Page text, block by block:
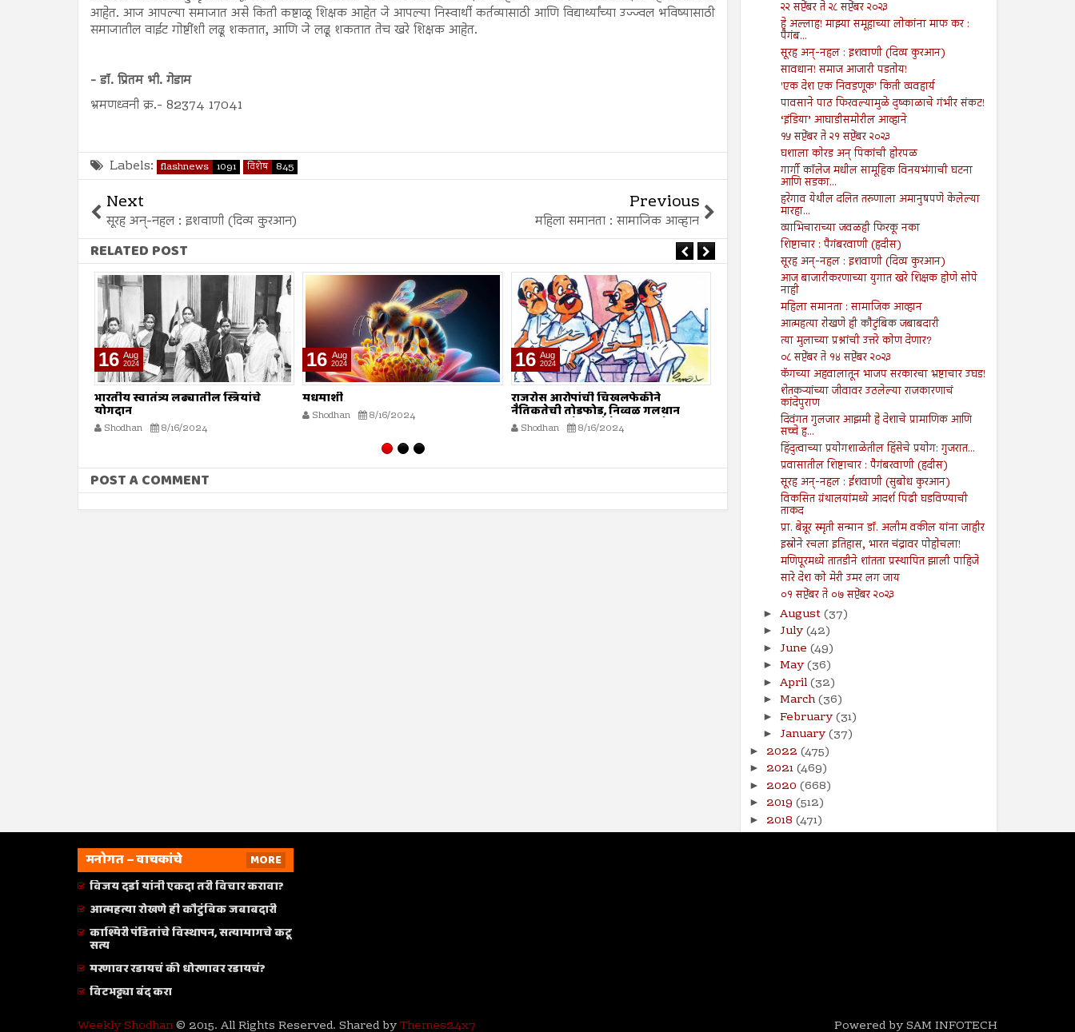
आहेत. आज आपल्या समाजात असे किती कष्टाळू शिक्षक आहेत जे आपल्या निस्वार्थी कर्तव्यासाठी आणि विद्यार्थ्यांच्या उज्ज्वल भविष्यासाठी
समाजातील वाईट गोष्टींशी लढू शकतात, आणि जे लढू शकतात तेच खरे शिक्षक आहेत.
- डॉ. प्रितम भी. गेडाम
भ्रमणध्वनी क्र.- 82374 17041
Labels: flashnews 1091 विशेष 845
Next
सूरह अन्-नहल : इशवाणी (दिव्य कुरआन)
Previous
महिला समानता : सामाजिक आव्हान
RELATED POST
16 Aug
2024
भारतीय स्वातंत्र्य लढ्यातील स्त्रियांचे
योगदान
Shodhan 8/16/2024
16 Aug
2024
मधमाशी
Shodhan 8/16/2024
16 Aug
2024
राजरोस आरोपांची चिखलफेकीने
नैतिकतेची तोडफोड, निव्वळ गलथान
राजकारणामुळे जनसेवेचा बट्ट्याबोळ...!
Shodhan 8/16/2024
तरुण नेतृत्वाचा अभाव अमेरिकेच्या
अधोगतीस कारणीभूत ठरू शकतो?
8/9/2024
आपत्तीग्रस्त शेतकऱ्यांच्या
खंबीरपणे उभे राहावे...!
POST A COMMENT
२२ सप्टेंबर ते २८ सप्टेंबर २०२३
हे अल्लाह! माझ्या समूहाच्या लोकांना माफ कर :
पैगंब...
सूरह अन्-नहल : इशवाणी (दिव्य कुरआन)
सावधान! समाज आजारी पडतोय!
'एक देश एक निवडणूक' किती व्यवहार्य
पावसाने पाठ फिरवल्यामुळे दुष्काळाचे गंभीर संकट!
‘इंडिया’ आघाडीसमोरील आव्हाने
१५ सप्टेंबर ते २१ सप्टेंबर २०२३
घशाला कोरड अन् पिकांची होरपळ
गार्गी कॉलेज मधील सामूहिक विनयभंगाची घटना
आणि सडका...
हरेगाव येथील दलित तरुणाला अमानुषपणे केलेल्या
मारहा...
व्याभिचाराच्या जवळही फिरकू नका
शिष्टाचार : पैगंबरवाणी (हदीस)
सूरह अन्-नहल : इशवाणी (दिव्य कुरआन)
आज बाजारीकरणाच्या युगात खरे शिक्षक होणे सोपे
नाही
महिला समानता : सामाजिक आव्हान
आत्महत्या रोखणे ही कौटुंबिक जबाबदारी
त्या मुलाच्या प्रश्नांची उत्तरे कोण देणार?
०८ सप्टेंबर ते १४ सप्टेंबर २०२३
कॅगच्या अहवालातून भाजप सरकारचा भ्रष्टाचार उघड!
शेतकऱ्यांच्या जीवावर उठलेल्या राजकारणाचं
कांदेपुराण
दिवंगत गुलजार आझमी हे देशाचे प्रामाणिक आणि
सच्चे ह...
हिंदुत्वाच्या प्रयोगशाळेतील हिंसेचे प्रयोग: गुजरात...
प्रवासातील शिष्टाचार : पैगंबरवाणी (हदीस)
सूरह अन्-नहल : ईशवाणी (सुबोध कुरआन)
विकसित ग्रंथालयांमध्ये आदर्श पिढी घडविण्याची
ताकद
प्रा. बेन्नूर स्मृती सन्मान डॉ. अलीम वकील यांना जाहीर
इस्रोने रचला इतिहास, भारत चंद्रावर पोहोचला!
मणिपूरमध्ये तातडीने शांतता प्रस्थापित झाली पाहिजे
सारे देश को मेरी उमर लग जाय
०१ सप्टेंबर ते ०७ सप्टेंबर २०२३
► August(37)
► July(42)
► June (49)
► May(36)
► April(32)
► March(36)
► February(31)
► January(37)
► 2022 (475)
► 2021(469)
► 2020 (668)
► 2019 (512)
► 2018 (471)
►2017(141)
मनोगत – वाचकांचे
MORE
विजय दर्डा यांनी एकदा तरी विचार करावा?
आत्महत्या रोखणे ही कौटुंबिक जबाबदारी
काश्मिरी पंडितांचे विस्थापन, सत्यामागचे कटू
सत्य
मरणावर रडायचं की धोरणावर रडायचं?
विटभट्ट्या बंद करा
Weekly Shodhan© 2015. All Rights Reserved. Shared byThemes24x7 Powered by SAM INFOTECH